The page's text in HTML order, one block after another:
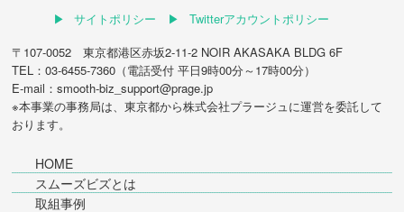
サイトポリシー
Twitterアカウントポリシー
〒107-0052 東京都港区赤坂2-11-2 NOIR AKASAKA BLDG 6F
TEL：03-6455-7360（電話受付 平日9時00分～17時00分）
E-mail：smooth-biz_support@prage.jp
※本事業の事務局は、東京都から株式会社プラージュに運営を委託して
おります。
HOME
スムーズビズとは
取組事例